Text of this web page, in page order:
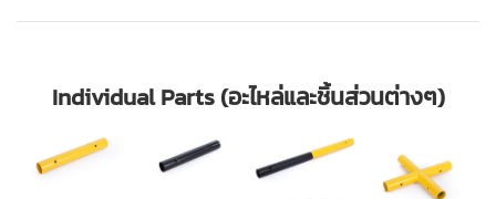
Individual Parts (อะไหล่และชิ้นส่วนต่างๆ)